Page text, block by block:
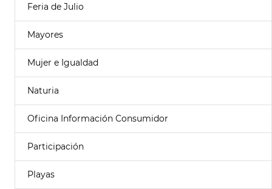
Feria de Julio
Mayores
Mujer e Igualdad
Naturia
Oficina Información Consumidor
Participación
Playas